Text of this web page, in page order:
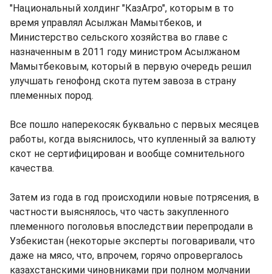
"Национальный холдинг "КазАгро", которым в то
время управлял Асылжан Мамытбеков, и
Министерство сельского хозяйства во главе с
назначенным в 2011 году министром Асылжаном
Мамытбековым, который в первую очередь решил
улучшать генофонд скота путем завоза в страну
племенных пород.
Все пошло наперекосяк буквально с первых месяцев
работы, когда выяснилось, что купленный за валюту
скот не сертифицирован и вообще сомнительного
качества.
Затем из года в год происходили новые потрясения, в
частности выяснялось, что часть закупленного
племенного поголовья впоследствии перепродали в
Узбекистан (некоторые эксперты поговаривали, что
даже на мясо, что, впрочем, горячо опровергалось
казахстанскими чиновниками при полном молчании